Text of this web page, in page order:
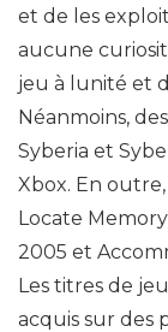
et de les
aucune
jeu à lunité et
Néanmoins,
Syberia et
Xbox. En
Locate
2005 et
Les titres de
acquis sur des